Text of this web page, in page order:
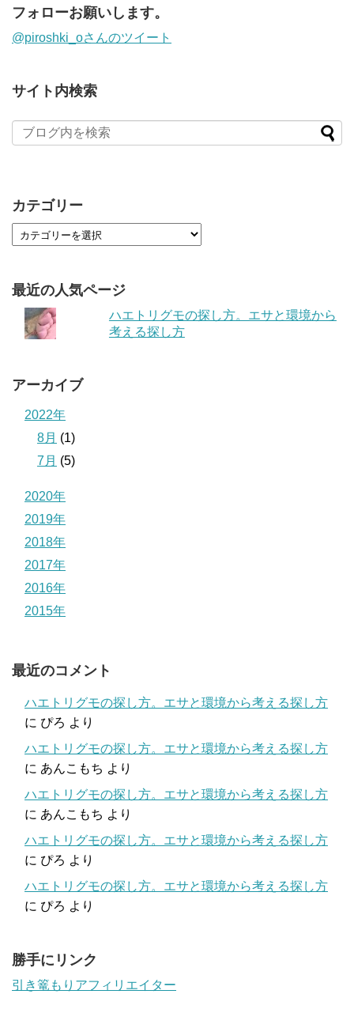
フォローお願いします。
@piroshki_oさんのツイート
サイト内検索
カテゴリー
最近の人気ページ
ハエトリグモの探し方。エサと環境から
考える探し方
アーカイブ
2022年
8月 (1)
7月 (5)
2020年
2019年
2018年
2017年
2016年
2015年
最近のコメント
ハエトリグモの探し方。エサと環境から考える探し方
に ぴろ より
ハエトリグモの探し方。エサと環境から考える探し方
に あんこもち より
ハエトリグモの探し方。エサと環境から考える探し方
に あんこもち より
ハエトリグモの探し方。エサと環境から考える探し方
に ぴろ より
ハエトリグモの探し方。エサと環境から考える探し方
に ぴろ より
勝手にリンク
引き篭もりアフィリエイター